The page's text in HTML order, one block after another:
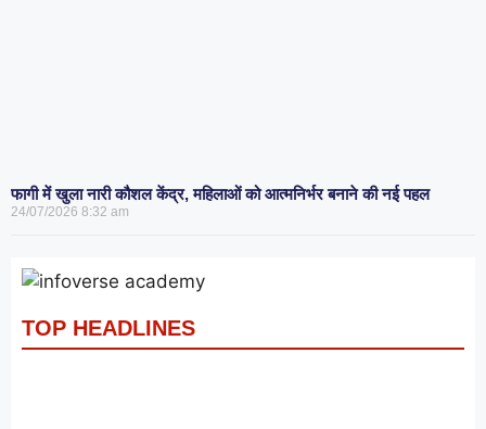
फागी में खुला नारी कौशल केंद्र, महिलाओं को आत्मनिर्भर बनाने की नई पहल
24/07/2026 8:32 am
TOP HEADLINES